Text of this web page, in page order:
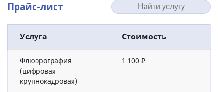
Прайс-лист
Услуга Стоимость
Флюорография
(цифровая
крупнокадровая)
1 100 ₽